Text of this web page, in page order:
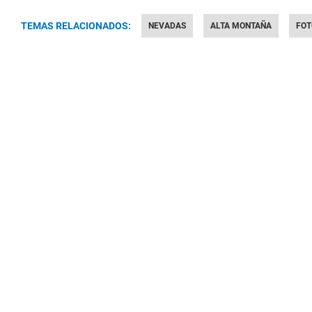
TEMAS RELACIONADOS: NEVADAS ALTA MONTAÑA